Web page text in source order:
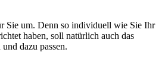
Sie um. Denn so individuell wie Sie Ihr
haben, soll natürlich auch das
dazu passen.